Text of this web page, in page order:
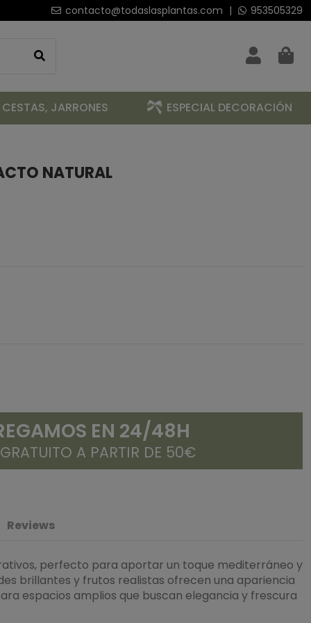
contacto@todaslasplantas.com | 953505329
JARRONES ESPECIAL DECORACIÓN
NATURAL
EN 24/48H
A PARTIR DE 50€
Reviews
perfecto para aportar un toque mediterráneo y
brillantes y frutos realistas ofrecen una apariencia
espacios amplios que buscan elegancia y frescura